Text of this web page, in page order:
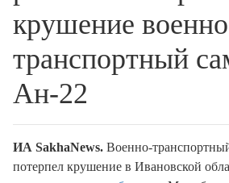
крушение
транспортный
Ан-22
ИА SakhaNews. Военно-
потерпел крушение в Ивановской